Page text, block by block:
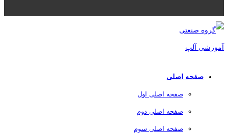
صفحه اصلی
صفحه اصلی اول
صفحه اصلی دوم
صفحه اصلی سوم